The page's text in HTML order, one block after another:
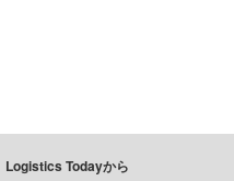
Logistics Todayから